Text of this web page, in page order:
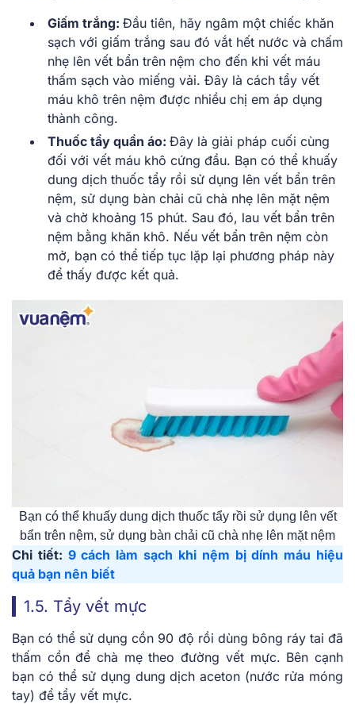
Giấm trắng: Đầu tiên, hãy ngâm một chiếc khăn
sạch với giấm trắng sau đó vắt hết nước và chấm
nhẹ lên vết bẩn trên nệm cho đến khi vết máu
thấm sạch vào miếng vải. Đây là cách tẩy vết
máu khô trên nệm được nhiều chị em áp dụng
thành công.
Thuốc tẩy quần áo: Đây là giải pháp cuối cùng
đối với vết máu khô cứng đầu. Bạn có thể khuấy
dung dịch thuốc tẩy rồi sử dụng lên vết bẩn trên
nệm, sử dụng bàn chải cũ chà nhẹ lên mặt nệm
và chờ khoảng 15 phút. Sau đó, lau vết bẩn trên
nệm bằng khăn khô. Nếu vết bẩn trên nệm còn
mở, bạn có thể tiếp tục lặp lại phương pháp này
để thấy được kết quả.
Bạn có thể khuấy dung dịch thuốc tẩy rồi sử dụng lên vết
bẩn trên nệm, sử dụng bàn chải cũ chà nhẹ lên mặt nệm
Chi tiết: 9 cách làm sạch khi nệm bị dính máu hiệu
quả bạn nên biết
1.5. Tẩy vết mực
Bạn có thể sử dụng cồn 90 độ rồi dùng bông ráy tai đã
thấm cồn để chà mẹ theo đường vết mực. Bên cạnh
bạn có thể sử dụng dung dịch aceton (nước rửa móng
tay) để tẩy vết mực.